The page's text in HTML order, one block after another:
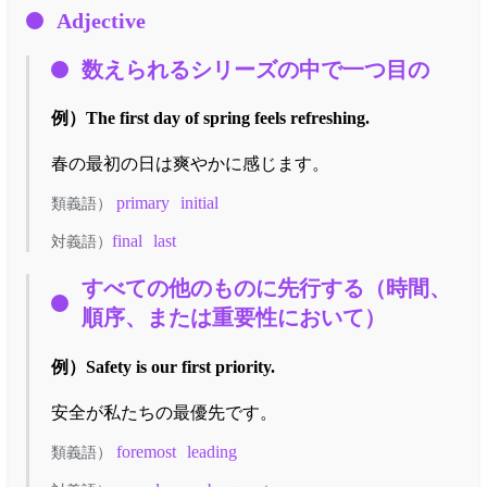
Adjective
数えられるシリーズの中で一つ目の
例） The first day of spring feels refreshing.
春の最初の日は爽やかに感じます。
類義語） primary initial
対義語） final last
すべての他のものに先行する（時間、
順序、または重要性において）
例） Safety is our first priority.
安全が私たちの最優先です。
類義語） foremost leading